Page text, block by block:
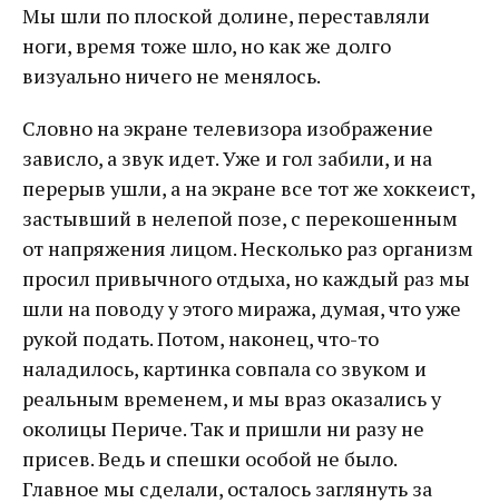
Мы шли по плоской долине, переставляли
ноги, время тоже шло, но как же долго
визуально ничего не менялось.
Словно на экране телевизора изображение
зависло, а звук идет. Уже и гол забили, и на
перерыв ушли, а на экране все тот же хоккеист,
застывший в нелепой позе, с перекошенным
от напряжения лицом. Несколько раз организм
просил привычного отдыха, но каждый раз мы
шли на поводу у этого миража, думая, что уже
рукой подать. Потом, наконец, что-то
наладилось, картинка совпала со звуком и
реальным временем, и мы враз оказались у
околицы Периче. Так и пришли ни разу не
присев. Ведь и спешки особой не было.
Главное мы сделали, осталось заглянуть за